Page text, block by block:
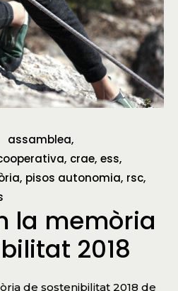
assamblea
crae ess
pisos autonomia rsc
la memòria
2018
de sostenibilitat 2018 de